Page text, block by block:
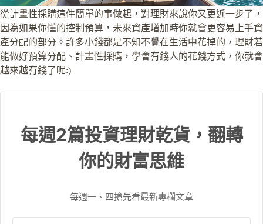
從計畫性採購這件簡單的事做起，對理財來說你又更近一步了，
因為如果你懂的控制預算，未來資產增加時你就會更容易上手資
產分配的部分。許多小錢都是不知不覺在生活中花掉的，理財若
能做好預算分配、計畫性採購，學會有錢人的花錢方式，你就會
越來越有錢了呢:)
每週2篇投資理財乾貨，翻轉
你的財富思維
每週一、四搶先看最新專欄文章